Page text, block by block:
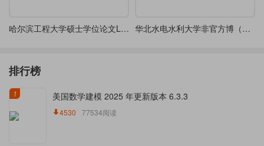
哈尔滨工程大学硕士学位论文LaTeX模版 华北水电水利大学非官方博（硕）士毕业论文模板1.0版
排行榜
1 美国数学建模 2025 年更新版本 6.3.3
4530 77534阅读